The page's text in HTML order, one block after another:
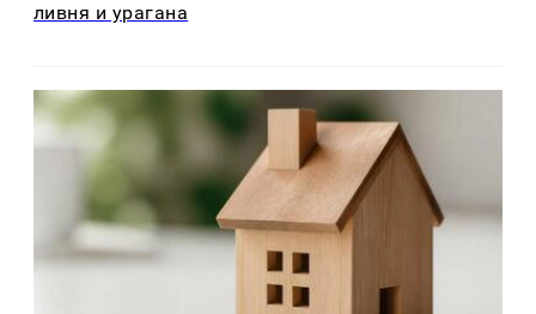
ливня и урагана